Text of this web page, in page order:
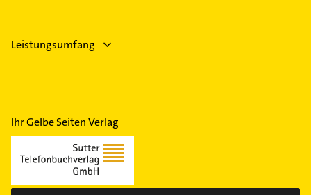
Gebäudereinigung
Leistungsumfang
Ihr Gelbe Seiten Verlag